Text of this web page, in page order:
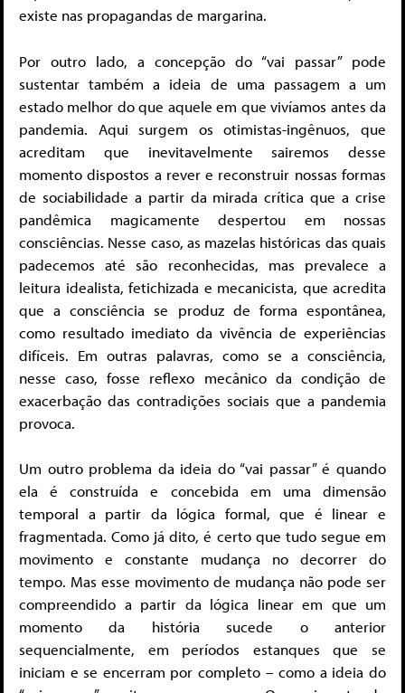
existe nas propagandas de margarina.
Por outro lado, a concepção do “vai passar” pode
sustentar também a ideia de uma passagem a um
estado melhor do que aquele em que vivíamos antes da
pandemia. Aqui surgem os otimistas-ingênuos, que
acreditam que inevitavelmente sairemos desse
momento dispostos a rever e reconstruir nossas formas
de sociabilidade a partir da mirada crítica que a crise
pandêmica magicamente despertou em nossas
consciências. Nesse caso, as mazelas históricas das quais
padecemos até são reconhecidas, mas prevalece a
leitura idealista, fetichizada e mecanicista, que acredita
que a consciência se produz de forma espontânea,
como resultado imediato da vivência de experiências
difíceis. Em outras palavras, como se a consciência,
nesse caso, fosse reflexo mecânico da condição de
exacerbação das contradições sociais que a pandemia
provoca.
Um outro problema da ideia do “vai passar” é quando
ela é construída e concebida em uma dimensão
temporal a partir da lógica formal, que é linear e
fragmentada. Como já dito, é certo que tudo segue em
movimento e constante mudança no decorrer do
tempo. Mas esse movimento de mudança não pode ser
compreendido a partir da lógica linear em que um
momento da história sucede o anterior
sequencialmente, em períodos estanques que se
iniciam e se encerram por completo – como a ideia do